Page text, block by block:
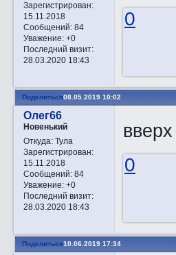
Зарегистрирован:
15.11.2018
Сообщений:84
Уважение: +0
Последний визит:
28.03.2020 18:43
0
Поделиться08.05.2019 10:02
Олег66
Новенький
Откуда:Тула
Зарегистрирован:
15.11.2018
Сообщений:84
Уважение: +0
Последний визит:
28.03.2020 18:43
вверх
0
Поделиться10.06.2019 17:34